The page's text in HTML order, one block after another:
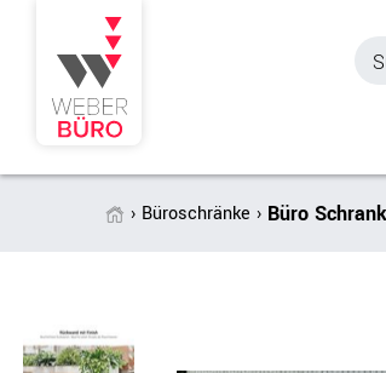
Tischtrennwände
Büroschränke Büro